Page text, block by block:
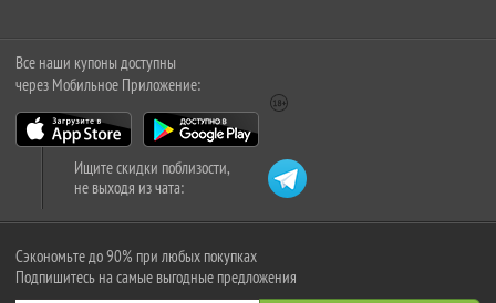
Все наши купоны доступны
через Мобильное Приложение:
Ищите скидки поблизости,
не выходя из чата:
Сэкономьте до 90% при любых покупках
Подпишитесь на самые выгодные предложения